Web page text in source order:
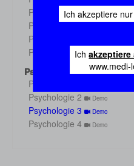
Ich akzeptiere
Ich
Physiologie 3 Demo
Physiologie 4
Physiologie 5
Physiologie 6 Demo
Psychologie
Psychologie 1
Psychologie 2 Demo
Psychologie 3 Demo
Psychologie 4 Demo